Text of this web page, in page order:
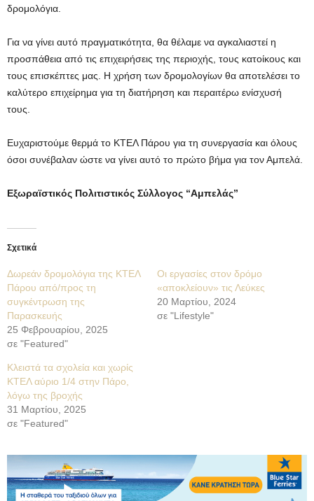
δρομολόγια.
Για να γίνει αυτό πραγματικότητα, θα θέλαμε να αγκαλιαστεί η
προσπάθεια από τις επιχειρήσεις της περιοχής, τους κατοίκους και
τους επισκέπτες μας. Η χρήση των δρομολογίων θα αποτελέσει το
καλύτερο επιχείρημα για τη διατήρηση και περαιτέρω ενίσχυσή
τους.
Ευχαριστούμε θερμά το ΚΤΕΛ Πάρου για τη συνεργασία και όλους
όσοι συνέβαλαν ώστε να γίνει αυτό το πρώτο βήμα για τον Αμπελά.
Εξωραϊστικός Πολιτιστικός Σύλλογος “Αμπελάς”
Σχετικά
Δωρεάν δρομολόγια της ΚΤΕΛ
Πάρου από/προς τη
συγκέντρωση της
Παρασκευής
25 Φεβρουαρίου, 2025
σε "Featured"
Οι εργασίες στον δρόμο
«αποκλείουν» τις Λεύκες
20 Μαρτίου, 2024
σε "Lifestyle"
Κλειστά τα σχολεία και χωρίς
ΚΤΕΛ αύριο 1/4 στην Πάρο,
λόγω της βροχής
31 Μαρτίου, 2025
σε "Featured"